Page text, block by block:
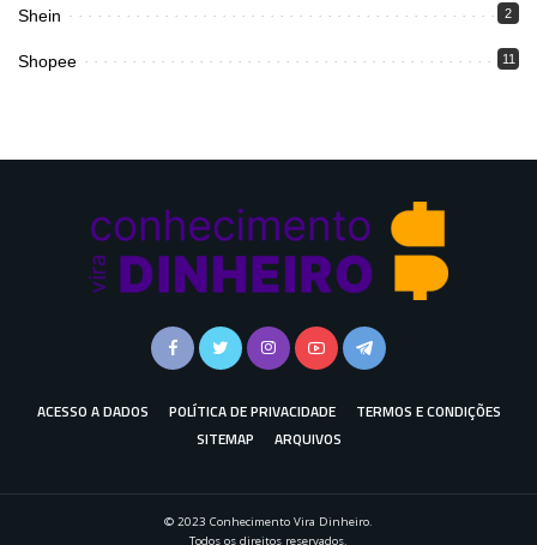
Shein 2
Shopee 11
ACESSO A DADOS POLÍTICA DE PRIVACIDADE
TERMOS E CONDIÇÕES
SITEMAP
ARQUIVOS
© 2023 Conhecimento Vira Dinheiro.
Todos os direitos reservados.